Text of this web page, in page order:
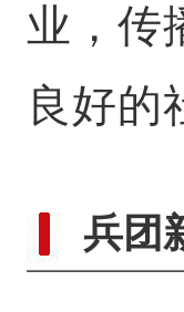
业，传
良好的
兵团